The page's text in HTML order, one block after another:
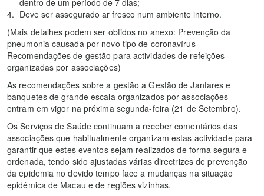
dentro de um período de 7 dias;
Deve ser assegurado ar fresco num ambiente interno.
(Mais detalhes podem ser obtidos no anexo: Prevenção da
pneumonia causada por novo tipo de coronavírus –
Recomendações de gestão para actividades de refeições
organizadas por associações)
As recomendações sobre a gestão a Gestão de Jantares e
banquetes de grande escala organizados por associações
entram em vigor na próxima segunda-feira (21 de Setembro).
Os Serviços de Saúde continuam a receber comentários das
associações que habitualmente organizam estas actividade para
garantir que estes eventos sejam realizados de forma segura e
ordenada, tendo sido ajustadas várias directrizes de prevenção
da epidemia no devido tempo face a mudanças na situação
epidémica de Macau e de regiões vizinhas.